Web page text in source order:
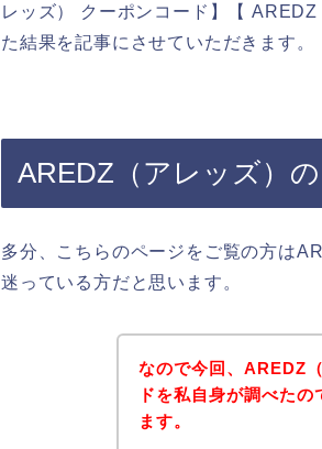
レッズ） クーポンコード】【
た結果を記事にさせていただきます。
AREDZ（アレッズ）
多分、こちらのページをご覧の方は
迷っている方だと思います。
なので今回、AREDZ
ドを私自身が調べた
ます。